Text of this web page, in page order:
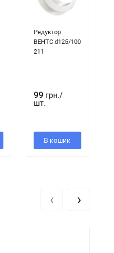
опция не
Редуктор
ВЕНТС d125/100
211
99 грн./
шт.
В кошик
‹ ›